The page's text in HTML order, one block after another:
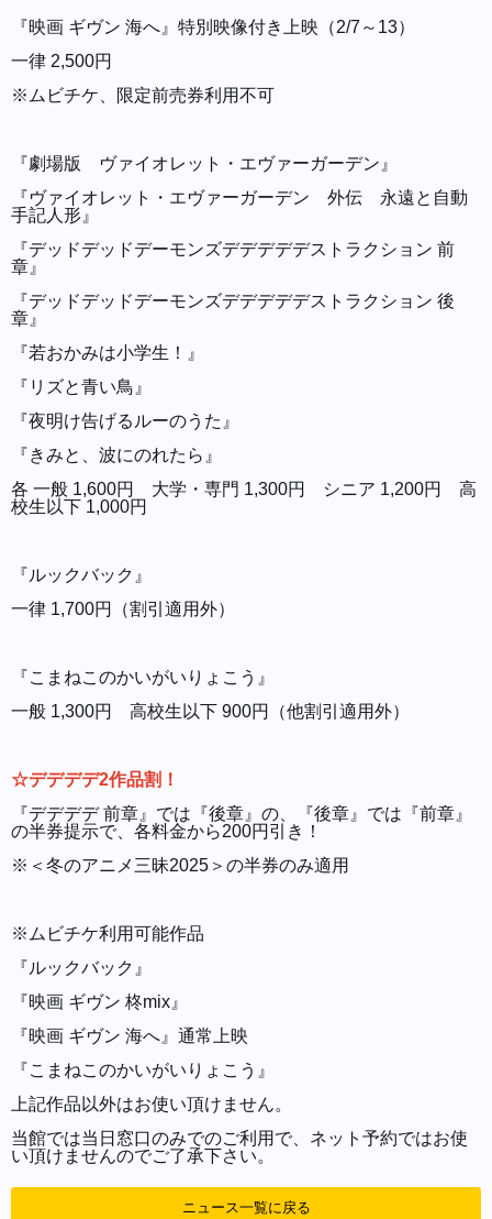
『映画 ギヴン 海へ』特別映像付き上映（2/7～13）
一律 2,500円
※ムビチケ、限定前売券利用不可
『劇場版 ヴァイオレット・エヴァーガーデン』
『ヴァイオレット・エヴァーガーデン 外伝 永遠と自動
手記人形』
『デッドデッドデーモンズデデデデデストラクション 前
章』
『デッドデッドデーモンズデデデデデストラクション 後
章』
『若おかみは小学生！』
『リズと青い鳥』
『夜明け告げるルーのうた』
『きみと、波にのれたら』
各 一般 1,600円 大学・専門 1,300円 シニア 1,200円 高
校生以下 1,000円
『ルックバック』
一律 1,700円（割引適用外）
『こまねこのかいがいりょこう』
一般 1,300円 高校生以下 900円（他割引適用外）
☆デデデデ2作品割！
『デデデデ 前章』では『後章』の、『後章』では『前章』
の半券提示で、各料金から200円引き！
※＜冬のアニメ三昧2025＞の半券のみ適用
※ムビチケ利用可能作品
『ルックバック』
『映画 ギヴン 柊mix』
『映画 ギヴン 海へ』通常上映
『こまねこのかいがいりょこう』
上記作品以外はお使い頂けません。
当館では当日窓口のみでのご利用で、ネット予約ではお使
い頂けませんのでご了承下さい。
ニュース一覧に戻る